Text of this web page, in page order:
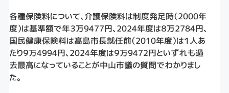
各種保険料について、介護保険料は制度発足時（2000年
度）は基準額で年３万9477円、2024年度は８万2784円、
国民健康保険料は髙島市長就任前（2010年度）は１人あ
たり９万4994円、2024年度は９万9472円といずれも過
去最高になっていることが中山市議の質問でわかりまし
た。